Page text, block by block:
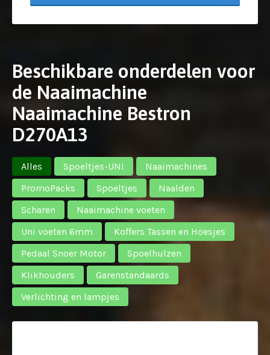
Beschikbare onderdelen voor
de Naaimachine
Naaimachine Bestron
D270A13
Alles Spoeltjes-UNI
Naaimachines
PromoPacks
Spoeltjes
Naalden
Scharen
Naaimachine voeten
Uni voeten 6mm
Koffers Tassen en Hoesjes
Pedaal Snoer Motor
Spoelhulzen
Klikhouders
Garenstandaards
Verlichting en lampjes